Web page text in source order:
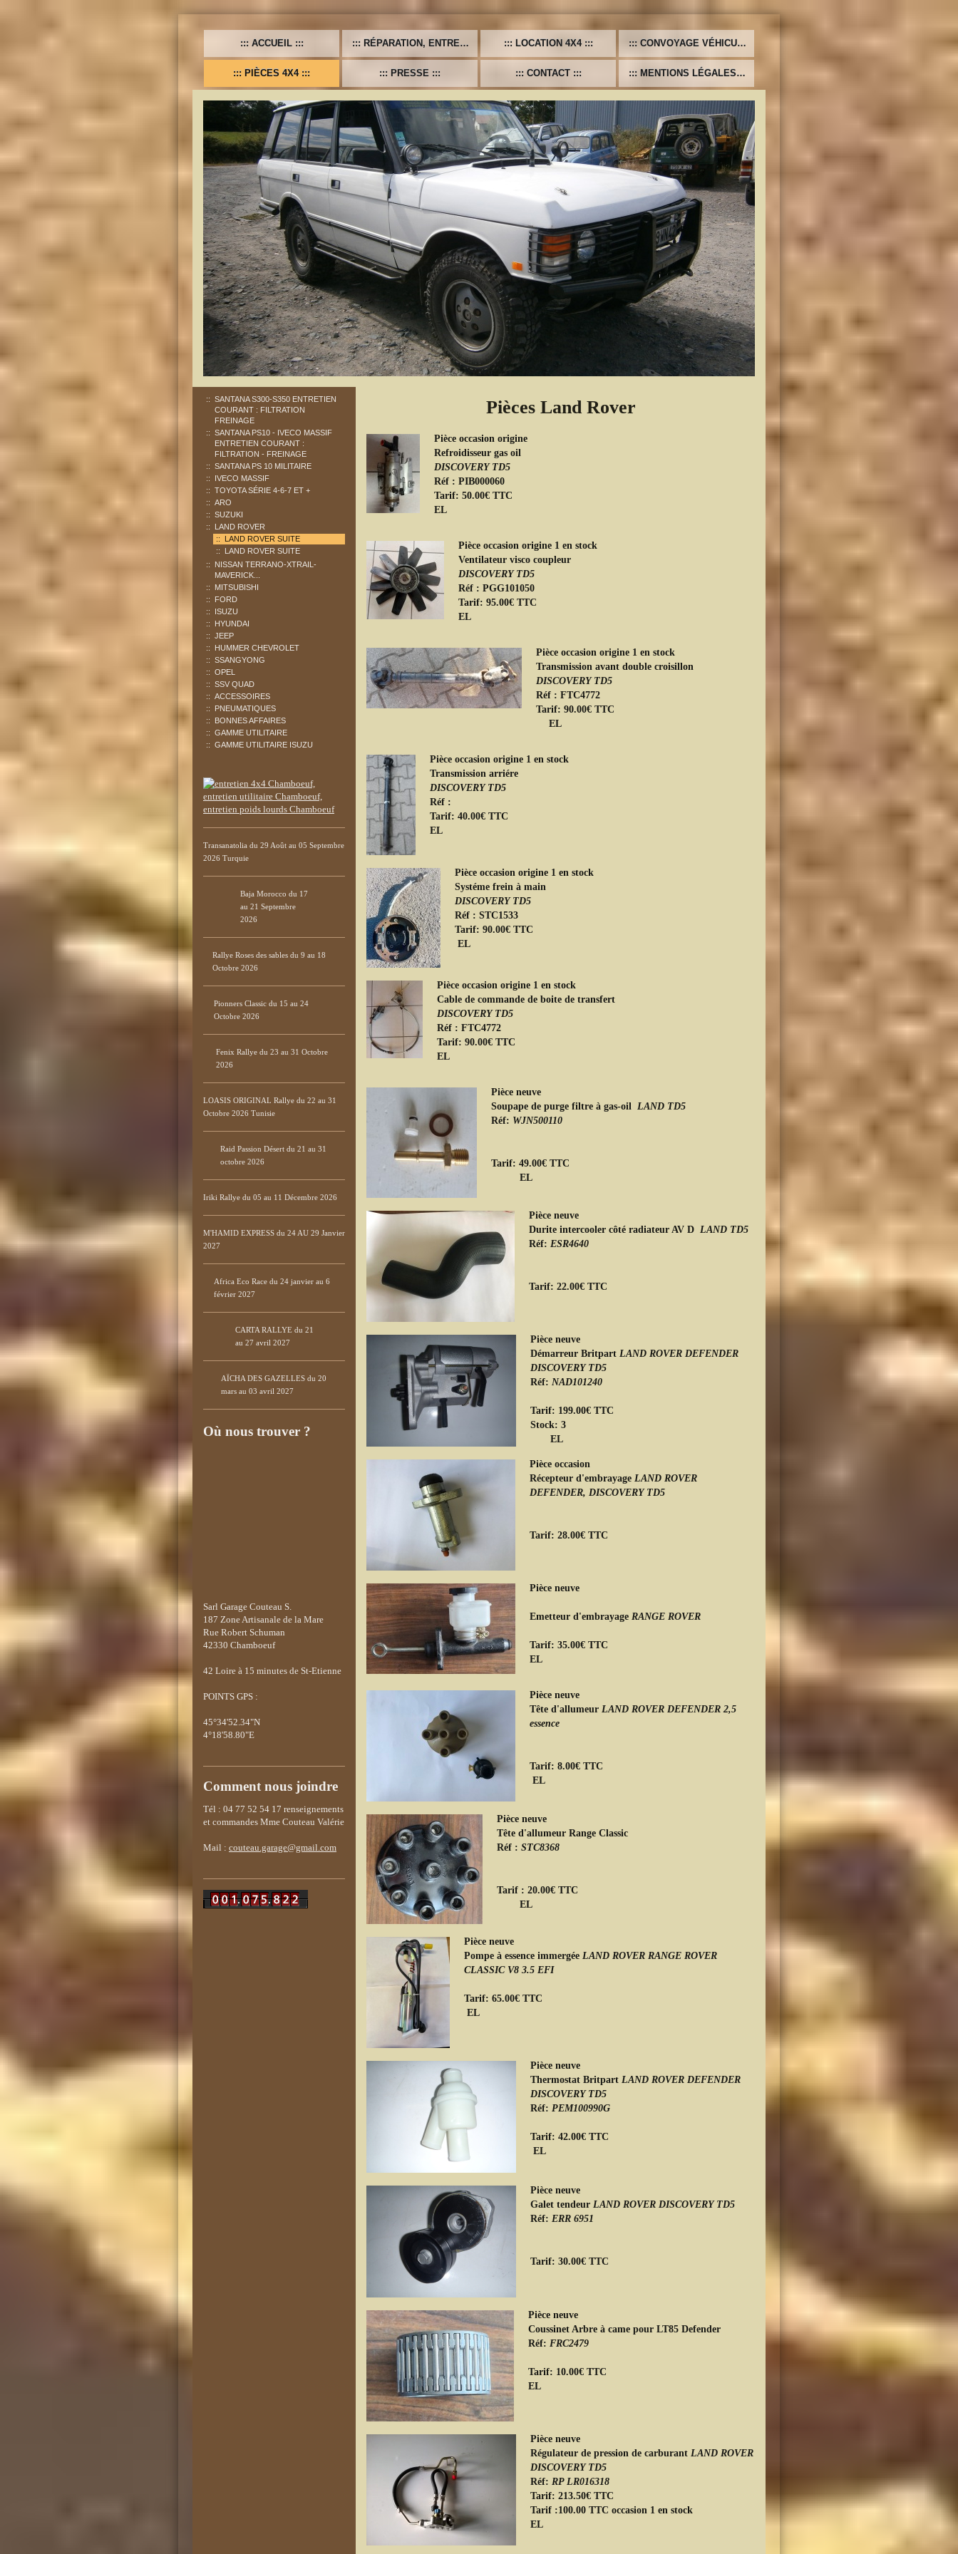
ACCUEIL RÉPARATION, ENTRETIEN, VL-UL-PL, TOUTES MARQUES LOCATION 4X4 CONVOYAGE VÉHICULES
PIÈCES 4X4 PRESSE CONTACT MENTIONS LÉGALES
Pièces Land Rover
Pièce occasion origine
Refroidisseur gas oil
DISCOVERY TD5
Réf : PIB000060
Tarif: 50.00€ TTC
EL
Pièce occasion origine 1 en stock
Ventilateur visco coupleur
DISCOVERY TD5
Réf : PGG101050
Tarif: 95.00€ TTC
EL
Pièce occasion origine 1 en stock
Transmission avant double croisillon
DISCOVERY TD5
Réf : FTC4772
Tarif: 90.00€ TTC
EL
Pièce occasion origine 1 en stock
Transmission arriére
DISCOVERY TD5
Réf :
Tarif: 40.00€ TTC
EL
Pièce occasion origine 1 en stock
Systéme frein à main
DISCOVERY TD5
Réf : STC1533
Tarif: 90.00€ TTC
EL
Pièce occasion origine 1 en stock
Cable de commande de boite de transfert
DISCOVERY TD5
Réf : FTC4772
Tarif: 90.00€ TTC
EL
Pièce neuve
Soupape de purge filtre à gas-oil LAND TD5
Réf: WJN500110
Tarif: 49.00€ TTC
EL
Pièce neuve
Durite intercooler côté radiateur AV D LAND TD5
Réf: ESR4640
Tarif: 22.00€ TTC
Pièce neuve
Démarreur Britpart LAND ROVER DEFENDER
DISCOVERY TD5
Réf: NAD101240
Tarif: 199.00€ TTC
Stock: 3
EL
Pièce occasion
Récepteur d'embrayage LAND ROVER
DEFENDER, DISCOVERY TD5
Tarif: 28.00€ TTC
Pièce neuve
Emetteur d'embrayage RANGE ROVER
Tarif: 35.00€ TTC
EL
Pièce neuve
Tête d'allumeur LAND ROVER DEFENDER 2,5
essence
Tarif: 8.00€ TTC
EL
Pièce neuve
Tête d'allumeur Range Classic
Réf :STC8368
Tarif : 20.00€ TTC
EL
Pièce neuve
Pompe à essence immergée LAND ROVER RANGE ROVER
CLASSIC V8 3.5 EFI
Tarif: 65.00€ TTC
EL
Pièce neuve
Thermostat Britpart LAND ROVER DEFENDER
DISCOVERY TD5
Réf: PEM100990G
Tarif: 42.00€ TTC
EL
Pièce neuve
Galet tendeur LAND ROVER DISCOVERY TD5
Réf: ERR 6951
Tarif: 30.00€ TTC
Pièce neuve
Coussinet Arbre à came pour LT85 Defender
Réf: FRC2479
Tarif: 10.00€ TTC
EL
Pièce neuve
Régulateur de pression de carburant LAND ROVER
DISCOVERY TD5
Réf: RP LR016318
Tarif: 213.50€ TTC
Tarif :100.00 TTC occasion 1 en stock
EL
SANTANA S300-S350 ENTRETIEN
COURANT : FILTRATION
FREINAGE
SANTANA PS10 - IVECO MASSIF
ENTRETIEN COURANT :
FILTRATION - FREINAGE
SANTANA PS 10 MILITAIRE
IVECO MASSIF
TOYOTA SÉRIE 4-6-7 ET +
ARO
SUZUKI
LAND ROVER
LAND ROVER SUITE
LAND ROVER SUITE
NISSAN TERRANO-XTRAIL-
MAVERICK...
MITSUBISHI
FORD
ISUZU
HYUNDAI
JEEP
HUMMER CHEVROLET
SSANGYONG
OPEL
SSV QUAD
ACCESSOIRES
PNEUMATIQUES
BONNES AFFAIRES
GAMME UTILITAIRE
GAMME UTILITAIRE ISUZU
Transanatolia du 29 Août au 05 Septembre
2026 Turquie
Baja Morocco du 17
au 21 Septembre
2026
Rallye Roses des sables du 9 au 18
Octobre 2026
Pionners Classic du 15 au 24
Octobre 2026
Fenix Rallye du 23 au 31 Octobre
2026
LOASIS ORIGINAL Rallye du 22 au 31
Octobre 2026 Tunisie
Raid Passion Désert du 21 au 31
octobre 2026
Iriki Rallye du 05 au 11 Décembre 2026
M'HAMID EXPRESS du 24 AU 29 Janvier
2027
Africa Eco Race du 24 janvier au 6
février 2027
CARTA RALLYE du 21
au 27 avril 2027
AÏCHA DES GAZELLES du 20
mars au 03 avril 2027
Où nous trouver ?
Sarl Garage Couteau S.
187 Zone Artisanale de la Mare
Rue Robert Schuman
42330 Chamboeuf
42 Loire à 15 minutes de St-Etienne
POINTS GPS :
45°34'52.34"N
4°18'58.80"E
Comment nous joindre
Tél : 04 77 52 54 17 renseignements
et commandes Mme Couteau Valérie
Mail : couteau.garage@gmail.com